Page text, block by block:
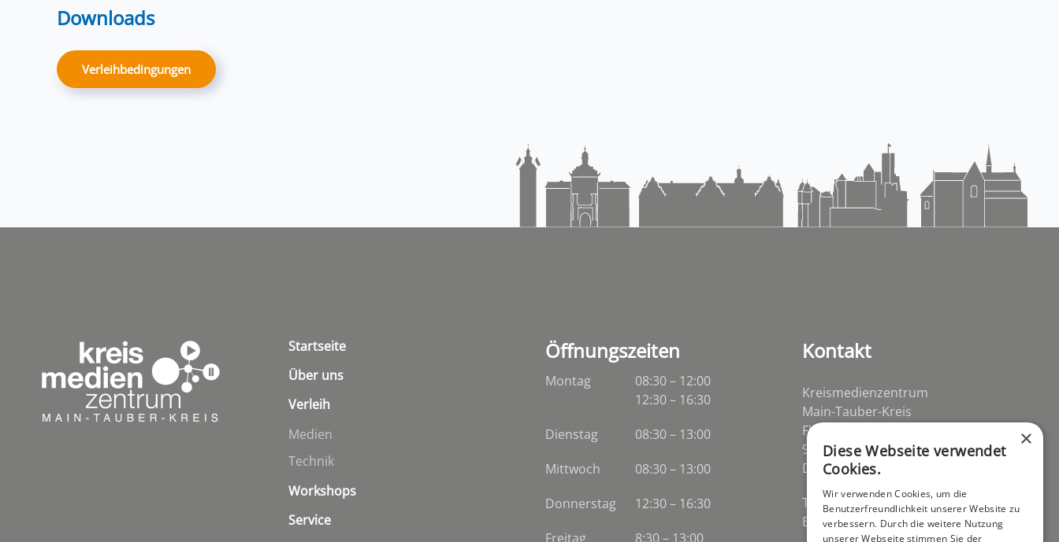
Downloads
Verleihbedingungen
Startseite
Über uns
Verleih
Medien
Technik
Workshops
Service
Öffnungszeiten
Montag
08:30 – 12:00
12:30 – 16:30
Dienstag
08:30– 13:00
Mittwoch
08:30– 13:00
Donnerstag
12:30 – 16:30
Freitag
8:30 – 13:00
Kontakt
Kreismedienzentrum
Main-Tauber-Kreis
Flurstraße 2
97941 Tauberbischofsheim-
Distelhausen
Telefon 09341 84670
E-Mailpost@kmz-tbb.de
×
Diese Webseite verwendet
Cookies.
Wir verwenden Cookies, um die
Benutzerfreundlichkeit unserer Website zu
verbessern. Durch die weitere Nutzung
unserer Webseite stimmen Sie der